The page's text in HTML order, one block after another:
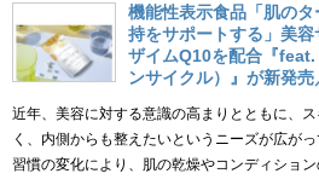
機能性表示食品「肌の
持をサポートする」美
ザイムQ10を配合『
ンサイクル）』が新発
近年、美容に対する意識の高まりとともに、
く、内側からも整えたいというニーズが広が
習慣の変化により、肌の乾燥やコンディショ